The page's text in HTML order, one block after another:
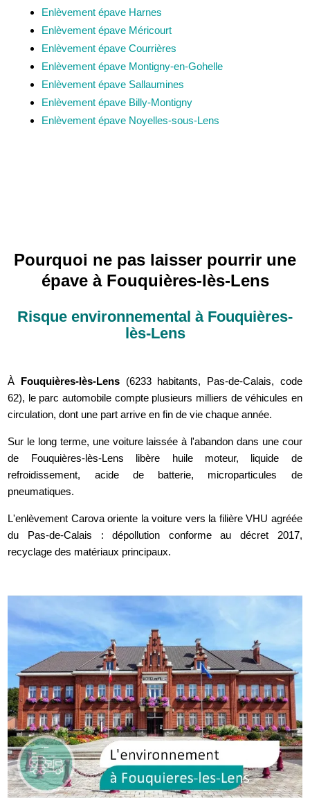
Enlèvement épave Harnes
Enlèvement épave Méricourt
Enlèvement épave Courrières
Enlèvement épave Montigny-en-Gohelle
Enlèvement épave Sallaumines
Enlèvement épave Billy-Montigny
Enlèvement épave Noyelles-sous-Lens
Pourquoi ne pas laisser pourrir une
épave à Fouquières-lès-Lens
Risque environnemental à Fouquières-
lès-Lens
À Fouquières-lès-Lens(6233 habitants, Pas-de-Calais, code
62), le parc automobile compte plusieurs milliers de véhicules en
circulation, dont une part arrive en fin de vie chaque année.
Sur le long terme, une voiture laissée à l'abandon dans une cour
de Fouquières-lès-Lens libère huile moteur, liquide de
refroidissement, acide de batterie, microparticules de
pneumatiques.
L'enlèvement Carova oriente la voiture vers la filière VHU agréée
du Pas-de-Calais : dépollution conforme au décret 2017,
recyclage des matériaux principaux.